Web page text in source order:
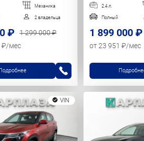
Механика
2 владельца
₽
1 299 000 ₽
₽/мес
2.4 л.
Полный
1 899 000 ₽
от 23 951 ₽/мес
VIN